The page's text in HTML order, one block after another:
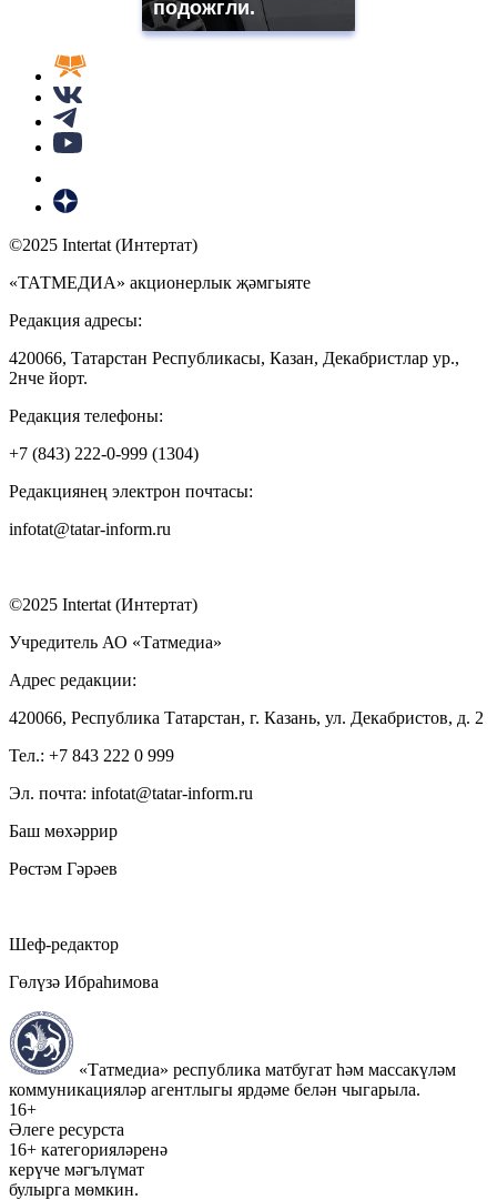
подожгли.
©2025 Intertat (Интертат)
«ТАТМЕДИА» акционерлык җәмгыяте
Редакция адресы:
420066, Татарстан Республикасы, Казан, Декабристлар ур.,
2нче йорт.
Редакция телефоны:
+7 (843) 222-0-999 (1304)
Редакциянең электрон почтасы:
infotat@tatar-inform.ru
©2025 Intertat (Интертат)
Учредитель АО «Татмедиа»
Адрес редакции:
420066, Республика Татарстан, г. Казань, ул. Декабристов, д. 2
Тел.: +7 843 222 0 999
Эл. почта: infotat@tatar-inform.ru
Баш мөхәррир
Рөстәм Гәрәев
Шеф-редактор
Гөлүзә Ибраһимова
«Татмедиа» республика матбугат һәм массакүләм
коммуникацияләр агентлыгы ярдәме белән чыгарыла.
16+
Әлеге ресурста
16+ категорияләренә
керүче мәгълүмат
булырга мөмкин.